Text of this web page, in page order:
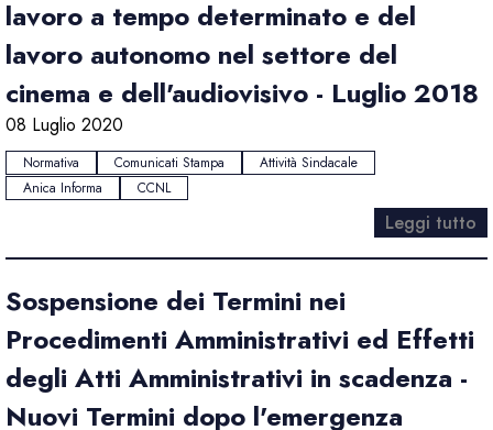
lavoro a tempo determinato e del
lavoro autonomo nel settore del
cinema e dell'audiovisivo - Luglio 2018
08 Luglio 2020
Normativa Comunicati Stampa
Attività Sindacale
Anica Informa
CCNL
Leggi tutto
Sospensione dei Termini nei
Procedimenti Amministrativi ed Effetti
degli Atti Amministrativi in scadenza -
Nuovi Termini dopo l'emergenza